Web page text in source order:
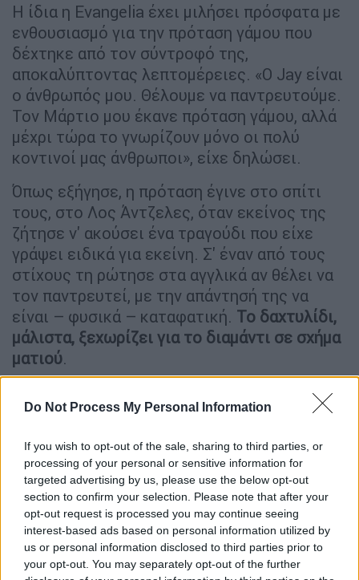
Do Not Process My Personal Information
If you wish to opt-out of the sale, sharing to third parties, or
processing of your personal or sensitive information for
targeted advertising by us, please use the below opt-out
section to confirm your selection. Please note that after your
opt-out request is processed you may continue seeing
interest-based ads based on personal information utilized by
us or personal information disclosed to third parties prior to
your opt-out. You may separately opt-out of the further
Η ίδια η Evangelia έχει μιλήσει πρόσφατα με
ενθουσιασμό για την πρόταση γάμου που
δέχτηκε από τον σύντροφό της,
αποκαλύπτοντας λεπτομέρειες. «Ο Jay είναι
ο άνθρωπός μου. Θέλουμε να παντρευτούμε.
Τον Μάρτιο μου έκανε πρόταση γάμου, αλλά
μέχρι τώρα το γνωρίζουν μόνο οι πολύ
κοντινοί μας άνθρωποι», είχε δηλώσει.
Όπως εξήγησε, η πρόταση έγινε στο σπίτι
τους, στο Λος Άντζελες, όταν εκείνος της
ζήτησε ν' ακούσει ένα τραγούδι που είχε
γράψει ειδικά για εκείνη. Σ' έναν από τους
στίχους τη ρώτησε στα αγγλικά αν θέλει να
τον παντρευτεί, με την απάντησή της να
είναι – φυσικά – καταφατική. Το δαχτυλίδι,
μάλιστα, ξεχωρίζει για το διαμάντι σε σχήμα
ματιού.